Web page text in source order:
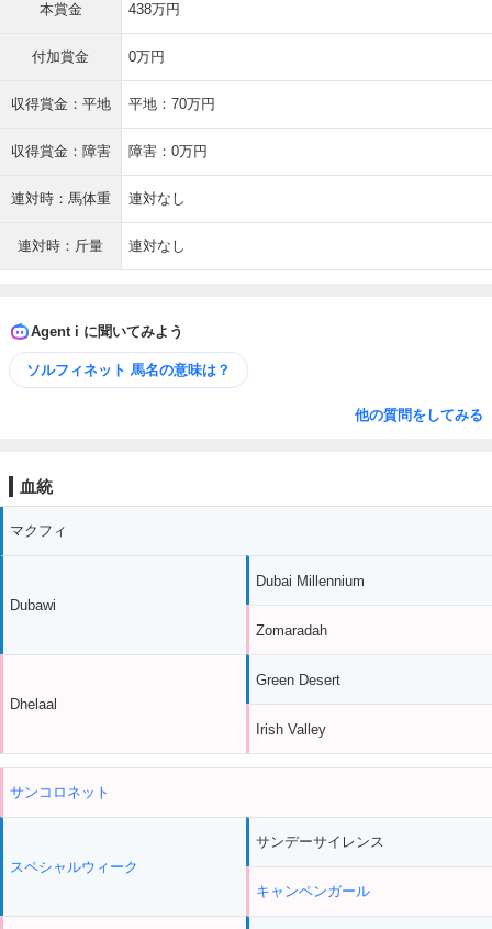
本賞金 438万円
付加賞金 0万円
収得賞金：平地 平地：70万円
収得賞金：障害 障害：0万円
連対時：馬体重 連対なし
連対時：斤量 連対なし
Agent i に聞いてみよう
ソルフィネット 馬名の意味は？
他の質問をしてみる
血統
マクフィ
Dubawi
Dhelaal
Dubai Millennium
Zomaradah
Green Desert
Irish Valley
サンコロネット
スペシャルウィーク
サンデーサイレンス
キャンペンガール